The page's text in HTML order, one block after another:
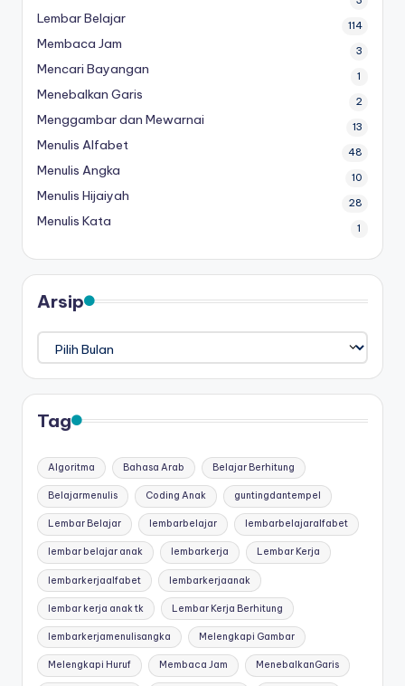
Lembar Belajar 114
Membaca Jam 3
Mencari Bayangan 1
Menebalkan Garis 2
Menggambar dan Mewarnai 13
Menulis Alfabet 48
Menulis Angka 10
Menulis Hijaiyah 28
Menulis Kata 1
Arsip
Tag
Algoritma Bahasa Arab Belajar Berhitung
Belajarmenulis Coding Anak guntingdantempel
Lembar Belajar lembarbelajar lembarbelajaralfabet
lembar belajar anak lembarkerja Lembar Kerja
lembarkerjaalfabet lembarkerjaanak
lembar kerja anak tk Lembar Kerja Berhitung
lembarkerjamenulisangka Melengkapi Gambar
Melengkapi Huruf Membaca Jam MenebalkanGaris